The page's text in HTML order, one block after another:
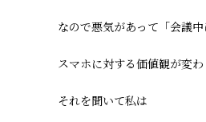
なので悪気があって「会議
スマホに対する価値観が変
それを聞いて私は